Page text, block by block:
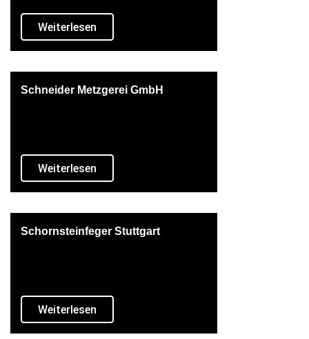
Weiterlesen
Schneider Metzgerei GmbH
Weiterlesen
Schornsteinfeger Stuttgart
Weiterlesen